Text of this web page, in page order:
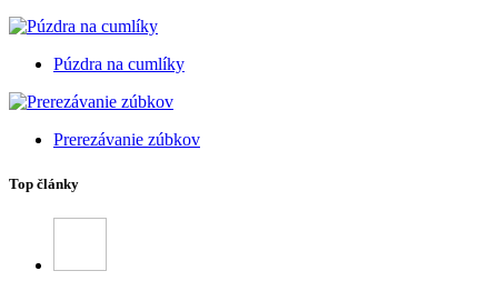
Púzdra na cumlíky
Prerezávanie zúbkov
Top články